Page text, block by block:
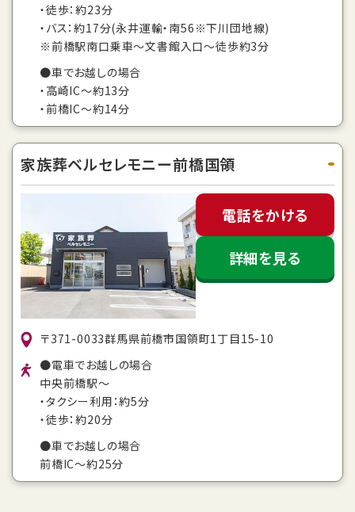
・徒歩：約23分
・バス：約17分(永井運輸・南56※下川団地線)
※前橋駅南口乗車～文書館入口～徒歩約3分
●車でお越しの場合
・高崎IC～約13分
・前橋IC～約14分
家族葬ベルセレモニー前橋国領
電話をかける
詳細を見る
〒371-0033群馬県前橋市国領町1丁目15-10
●電車でお越しの場合
中央前橋駅〜
・タクシー利用：約5分
・徒歩：約20分
●車でお越しの場合
前橋IC～約25分